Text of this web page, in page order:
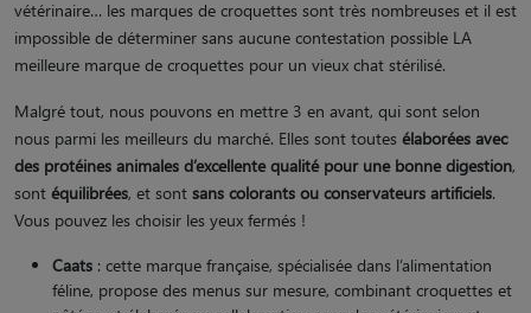
vétérinaire… les marques de croquettes sont très nombreuses et il est
impossible de déterminer sans aucune contestation possible LA
meilleure marque de croquettes pour un vieux chat stérilisé.
Malgré tout, nous pouvons en mettre 3 en avant, qui sont selon
nous parmi les meilleurs du marché. Elles sont toutes élaborées avec
des protéines animales d’excellente qualité pour une bonne digestion,
sont équilibrées, et sont sans colorants ou conservateurs artificiels.
Vous pouvez les choisir les yeux fermés !
Caats : cette marque française, spécialisée dans l’alimentation
féline, propose des menus sur mesure, combinant croquettes et